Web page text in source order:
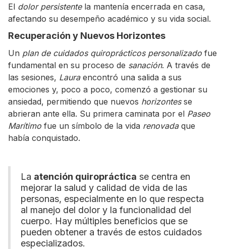
El dolor persistentela mantenía encerrada en casa,
afectando su desempeño académico y su vida social.
Recuperación y Nuevos Horizontes
Un plan de cuidados quiroprácticos personalizado fue
fundamental en su proceso de sanación. A través de
las sesiones, Lauraencontró una salida a sus
emociones y, poco a poco, comenzó a gestionar su
ansiedad, permitiendo que nuevos horizontesse
abrieran ante ella. Su primera caminata por el Paseo
Marítimo fue un símbolo de la vida renovadaque
había conquistado.
La atención quiropráctica se centra en
mejorar la salud y calidad de vida de las
personas, especialmente en lo que respecta
al manejo del dolor y la funcionalidad del
cuerpo. Hay múltiples beneficios que se
pueden obtener a través de estos cuidados
especializados.